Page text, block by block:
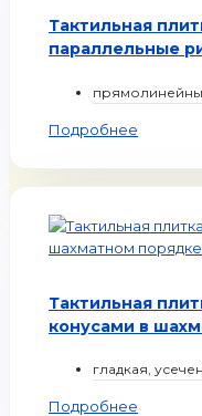
Тактильная
параллельные
Подробнее
Тактильная
конусами в
гладкая,
Подробнее